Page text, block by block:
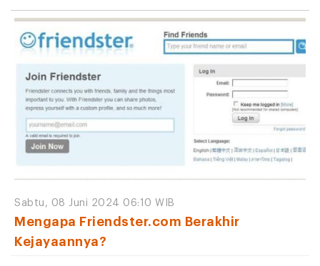
Sabtu, 08 Juni 2024 06:10 WIB
Mengapa Friendster.com Berakhir
Kejayaannya?